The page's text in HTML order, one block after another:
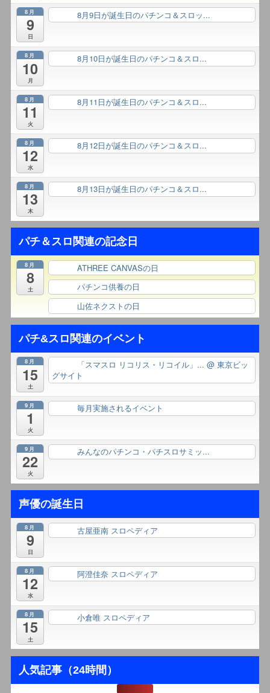
8月
9
日
8月9日が誕生日のパチンコ＆スロッ...
8月
10
月
8月10日が誕生日のパチンコ＆スロ...
8月
11
火
8月11日が誕生日のパチンコ＆スロ...
8月
12
水
8月12日が誕生日のパチンコ＆スロ...
8月
13
木
8月13日が誕生日のパチンコ＆スロ...
パチ＆スロ関連の記念日
8月
8
土
ATHREE CANVASの日
パチンコ供養の日
山佐ネクストの日
パチ&スロ関連のイベント
8月
15
土
「スマスロ リコリス・リコイル」... @ 東京ビッ
グサイト
9月
1
火
毎月実施されるイベント
9月
22
火
みんなのパチンコ・パチスロサミッ...
声優の誕生日
8月
9
日
古屋亜南 スロペディア
8月
12
水
阿澄佳奈 スロペディア
8月
15
土
小倉唯 スロペディア
人気記事（24時間）